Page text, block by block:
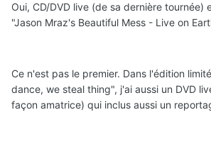
Oui, CD/DVD live (de sa dernière tournée)
"Jason Mraz's Beautiful Mess - Live on
Ce n'est pas le premier. Dans l'édition
dance, we steal thing", j'ai aussi un DVD
façon amatrice) qui inclus aussi un